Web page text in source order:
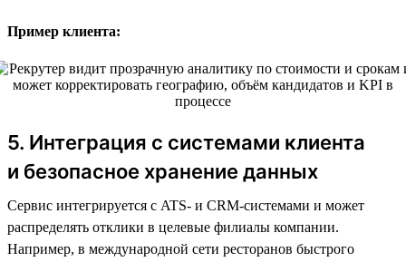
Пример клиента:
5. Интеграция с системами клиента
и безопасное хранение данных
Сервис интегрируется с ATS- и CRM-системами и может
распределять отклики в целевые филиалы компании.
Например, в международной сети ресторанов быстрого